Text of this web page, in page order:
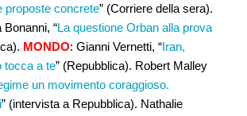
proposte concrete” (Corriere della sera).
Bonanni, “La questione Orban alla prova
MONDO: Gianni Vernetti, “Iran,
tocca a te” (Repubblica). Robert Malley
un movimento coraggioso.
” (intervista a Repubblica). Nathalie